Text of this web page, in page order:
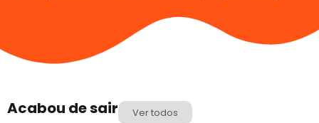
Acabou de sair Ver todos